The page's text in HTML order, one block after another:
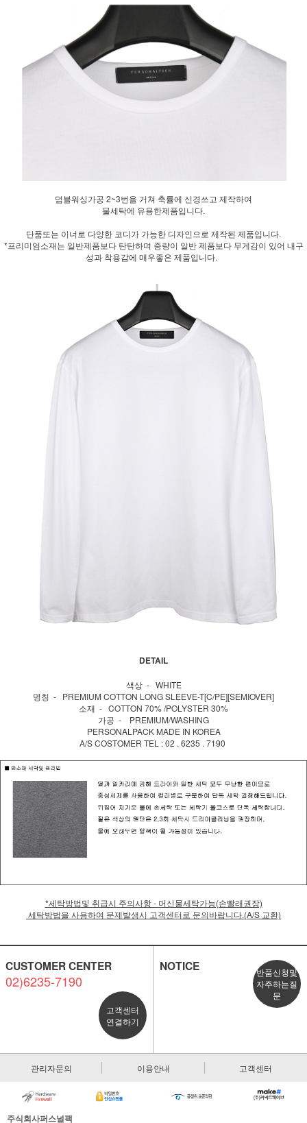
덤블워싱가공 2~3번을 거쳐 축률에 신경쓰고 제작하여
물세탁에 유용한제품입니다.
단품또는 이너로 다양한 코디가 가능한 디자인으로 제작된 제품입니다.
*프리미엄소재는 일반제품보다 탄탄하며 중량이 일반 제품보다 무게감이 있어 내구
성과 착용감에 매우좋은 제품입니다.
DETAIL
색상 - WHITE
명칭 - PREMIUM COTTON LONG SLEEVE-T[C/PE][SEMIOVER]
소재 - COTTON 70% /POLYSTER 30%
가공 - PREMIUM/WASHING
PERSONALPACK MADE IN KOREA
A/S COSTOMER TEL : 02 . 6235 . 7190
*세탁방법및 취급시 주의사항 - 머신물세탁가능(손빨래권장)
세탁방법을 사용하여 문제발생시 고객센터로 문의바랍니다.(A/S 교환)
CUSTOMER CENTER
02)6235-7190
고객센터
연결하기
NOTICE
반품신청및
자주하는질
문
관리자문의 이용안내 고객센터
주식회사퍼스널팩